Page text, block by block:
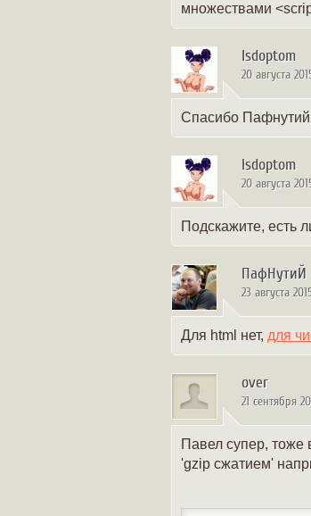
множествами
lsdoptom
20 августа
Спасибо
lsdoptom
20 августа
Подскажите, есть
ПафНутиЙ
23 августа
Для html нет, для
over
21 сентября
Павел супер, тоже
'gzip сжатием'